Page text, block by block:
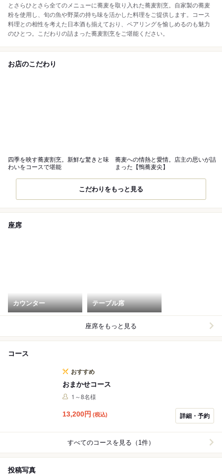
とさらひとさら全てのメニューに蕎麦を取り入れた蕎麦割烹。自家製の蕎麦
粉を使用し、旬の魚や野菜の持ち味を活かした料理をご提供します。コース
料理との相性を考えた日本酒も揃えており、ペアリングを愉しめるのも魅力
のひとつ。こだわりの詰まった蕎麦割烹をご堪能ください。
お店のこだわり
四季を映す蕎麦割烹。新鮮な驚きと味
わいをコースで堪能
蕎麦への情熱と愛情。店主の思いが詰
まった【鴨蕎麦尖】
こだわりをもっと見る
座席
カウンター テーブル席
座席をもっと見る
コース
おすすめ
おまかせコース
1～8名様
13,200円 (税込) 詳細・予約
すべてのコースを見る（1件）
投稿写真